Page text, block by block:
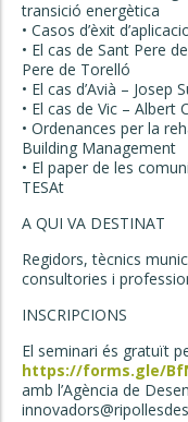
transició energètica
• Casos d’èxit
• El cas de Sant Pere
Pere de Torelló
• El cas d’Avià – Josep
• El cas de Vic –
• Ordenances per la
Building Management
• El paper de les
TESAt
A QUI VA DESTINAT
Regidors, tècnics
consultories i
INSCRIPCIONS
El seminari és gratuït
https://forms.gle/
amb l’Agència de